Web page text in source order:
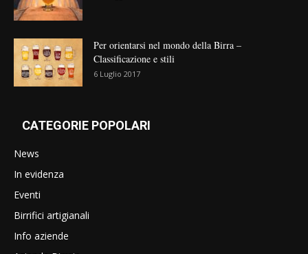
Per orientarsi nel mondo della Birra –
Classificazione e stili
6 Luglio 2017
CATEGORIE POPOLARI
News
In evidenza
Eventi
Birrifici artigianali
Info aziende